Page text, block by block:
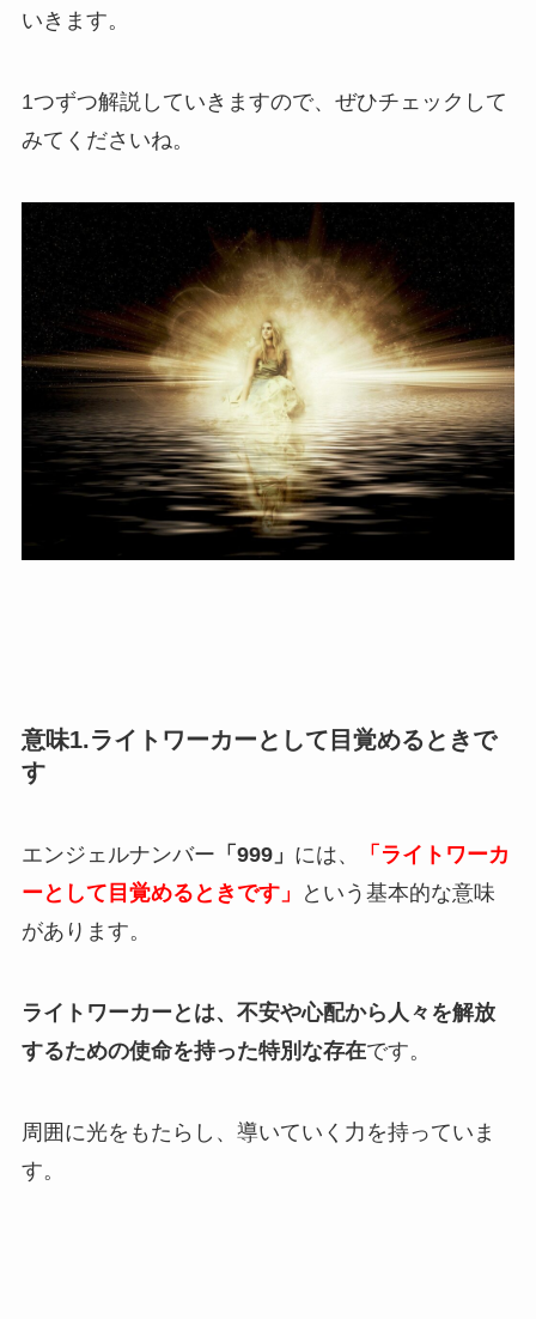
いきます。
1つずつ解説していきますので、ぜひチェックして
みてくださいね。
意味1.ライトワーカーとして目覚めるときで
す
エンジェルナンバー 「999」 には、
「ライトワーカ
ーとして目覚めるときです」
という基本的な意味
があります。
ライトワーカーとは、不安や心配から人々を解放
するための使命を持った特別な存在です。
周囲に光をもたらし、導いていく力を持っていま
す。